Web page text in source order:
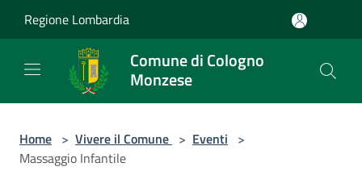
Regione Lombardia
Comune di Cologno
Monzese
Home > Vivere il Comune > Eventi >
Massaggio Infantile